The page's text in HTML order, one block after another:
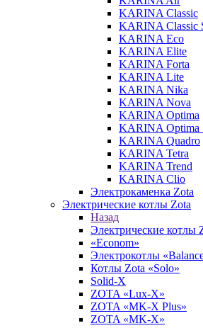
KARINA Classic
KARINA Classic
KARINA Eco
KARINA Elite
KARINA Forta
KARINA Lite
KARINA Nika
KARINA Nova
KARINA Optima
KARINA Optima
KARINA Quadro
KARINA Tetra
KARINA Trend
KARINA Clio
Электрокаменка Zota
Электрические котлы Zota
Назад
Электрические котлы
«Econom»
Электрокотлы
Котлы Zota «Solo»
Solid-X
ZOTA «Lux-X»
ZOTA «MK-X Plus»
ZOTA «MK-X»